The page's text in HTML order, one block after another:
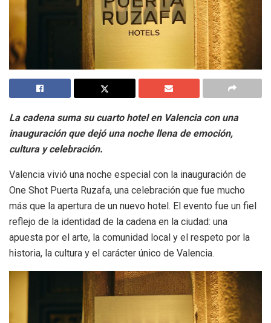
La cadena suma su cuarto hotel en Valencia con una
inauguración que dejó una noche llena de emoción,
cultura y celebración.
Valencia vivió una noche especial con la inauguración de
One Shot Puerta Ruzafa, una celebración que fue mucho
más que la apertura de un nuevo hotel. El evento fue un fiel
reflejo de la identidad de la cadena en la ciudad: una
apuesta por el arte, la comunidad local y el respeto por la
historia, la cultura y el carácter único de Valencia.